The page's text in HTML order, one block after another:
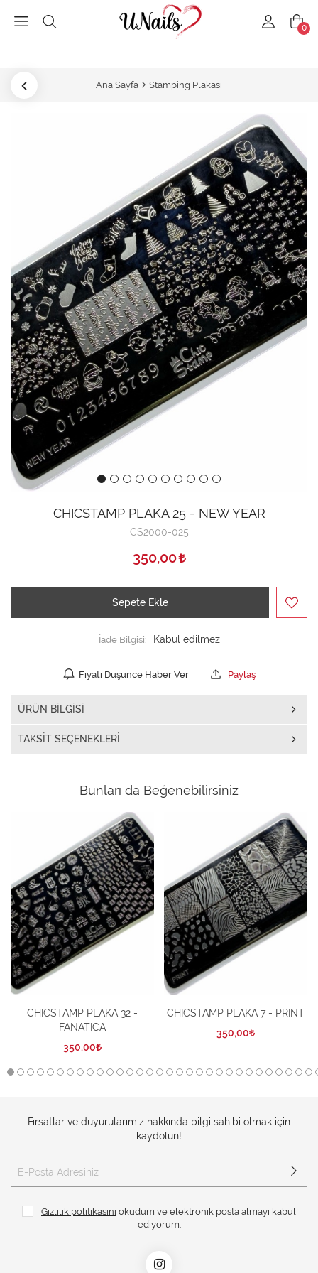
0
Ana Sayfa Stamping Plakası
CHICSTAMP PLAKA 25 - NEW YEAR
CS2000-025
350,00
Sepete Ekle
İade Bilgisi:
Fiyatı Düşünce Haber Ver Paylaş
ÜRÜN BILGISI
TAKSIT SEÇENEKLERI
Bunları da Beğenebilirsiniz
CHICSTAMP PLAKA 32 -
FANATICA
350,00
CHICSTAMP PLAKA 7 - PRINT
350,00
Fırsatlar ve duyurularımız hakkında bilgi sahibi olmak için
kaydolun!
Gizlilik politikasını okudum ve elektronik posta almayı kabul
ediyorum.